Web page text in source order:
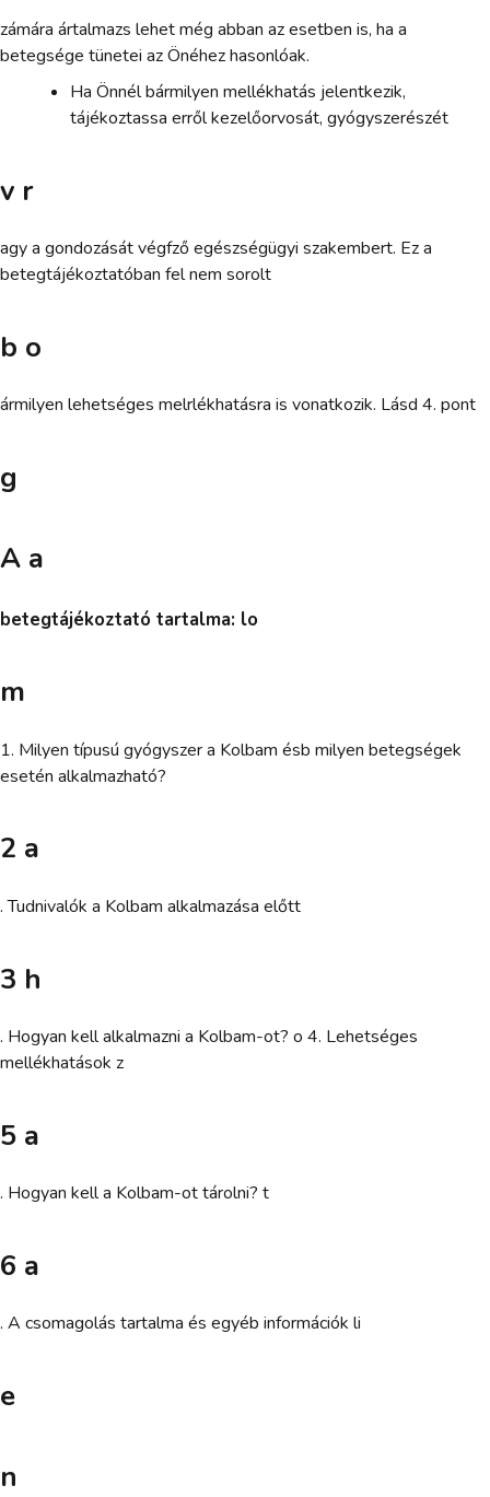
zámára ártalmazs lehet még abban az esetben is, ha a
betegsége tünetei az Önéhez hasonlóak.
Ha Önnél bármilyen mellékhatás jelentkezik,
tájékoztassa erről kezelőorvosát, gyógyszerészét
v r
agy a gondozását végfző egészségügyi szakembert. Ez a
betegtájékoztatóban fel nem sorolt
b o
ármilyen lehetséges melrlékhatásra is vonatkozik. Lásd 4. pont
g
A a
betegtájékoztató tartalma: lo
m
1. Milyen típusú gyógyszer a Kolbam ésb milyen betegségek
esetén alkalmazható?
2 a
. Tudnivalók a Kolbam alkalmazása előtt
3 h
. Hogyan kell alkalmazni a Kolbam-ot? o 4. Lehetséges
mellékhatások z
5 a
. Hogyan kell a Kolbam-ot tárolni? t
6 a
. A csomagolás tartalma és egyéb információk li
e
n